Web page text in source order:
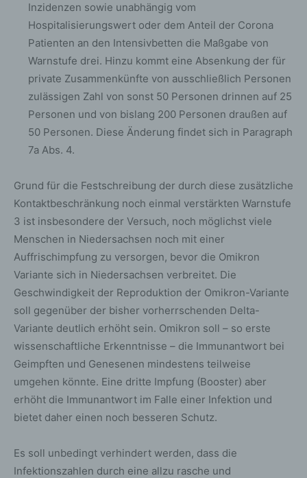
Inzidenzen sowie unabhängig vom
Hospitalisierungswert oder dem Anteil der Corona
Patienten an den Intensivbetten die Maßgabe von
Warnstufe drei. Hinzu kommt eine Absenkung der für
private Zusammenkünfte von ausschließlich Personen
zulässigen Zahl von sonst 50 Personen drinnen auf 25
Personen und von bislang 200 Personen draußen auf
50 Personen. Diese Änderung findet sich in Paragraph
7a Abs. 4.
Grund für die Festschreibung der durch diese zusätzliche
Kontaktbeschränkung noch einmal verstärkten Warnstufe
3 ist insbesondere der Versuch, noch möglichst viele
Menschen in Niedersachsen noch mit einer
Auffrischimpfung zu versorgen, bevor die Omikron
Variante sich in Niedersachsen verbreitet. Die
Geschwindigkeit der Reproduktion der Omikron-Variante
soll gegenüber der bisher vorherrschenden Delta-
Variante deutlich erhöht sein. Omikron soll – so erste
wissenschaftliche Erkenntnisse – die Immunantwort bei
Geimpften und Genesenen mindestens teilweise
umgehen könnte. Eine dritte Impfung (Booster) aber
erhöht die Immunantwort im Falle einer Infektion und
bietet daher einen noch besseren Schutz.
Es soll unbedingt verhindert werden, dass die
Infektionszahlen durch eine allzu rasche und